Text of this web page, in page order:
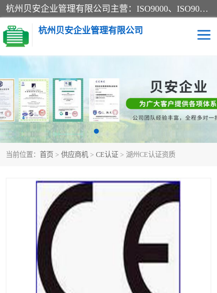
杭州贝安企业管理有限公司主营：ISO9000、ISO9000认证、ISO9001认证、ISO14000认证、ISO14001认证等系列企业认证服务。
杭州贝安企业管理有限公司
当前位置： 首页 > 供应商机 > CE认证 > 湖州CE认证资质
CE认证 ISO13485认证
SA认证 CCC认证
OHSAS18001认证
45001认证